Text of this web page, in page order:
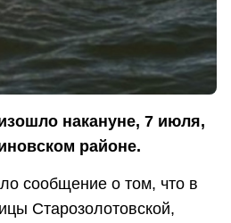
накануне, 7 июля,
районе.
сообщение о том, что в
Старозолотовской,